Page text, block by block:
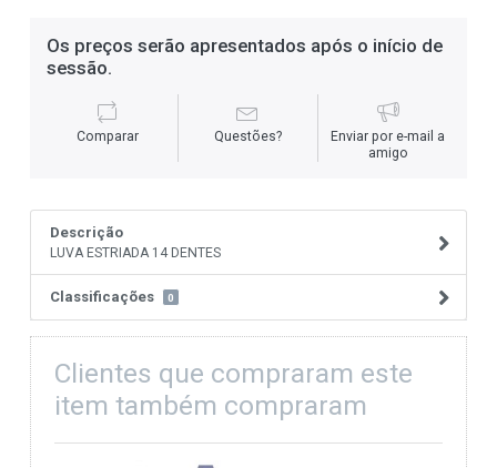
Os preços serão apresentados após o início de
sessão.
Comparar Questões?
Enviar por e-mail a
amigo
Descrição
LUVA ESTRIADA 14 DENTES
Classificações 0
Clientes que compraram este
item também compraram